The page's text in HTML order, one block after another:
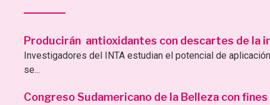
Producirán antioxidantes con descartes de la
Investigadores del INTA estudian el potencial de
se...
Congreso Sudamericano de la Belleza con